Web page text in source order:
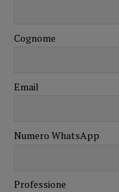
Cognome
Email
Numero WhatsApp
Professione